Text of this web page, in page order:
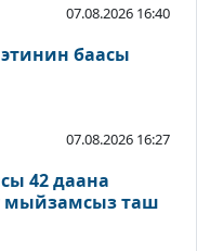
07.08.2026 16:40
баасы
07.08.2026 16:27
42 даана
мыйзамсыз таш